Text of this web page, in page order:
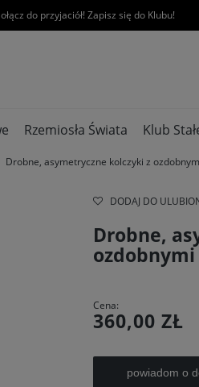
do przyjaciół! Zapisz się do Klubu!
Rzemiosła Świata Klub
Drobne, asymetryczne kolczyki z
DODAJ DO
Drobne,
Cena:
360,00 ZŁ
powiadom o